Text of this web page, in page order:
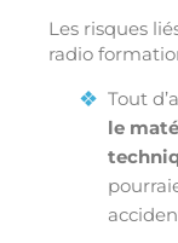
Les risques
radio
Tout
le